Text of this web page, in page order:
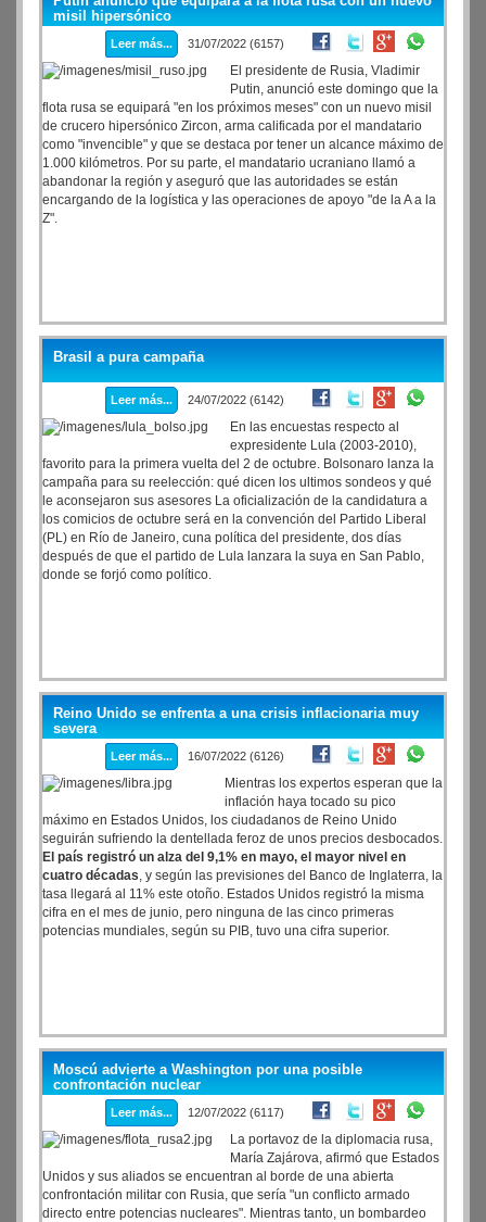
misil hipersónico
Leer más... 31/07/2022 (6157)
El presidente de Rusia, Vladimir
Putin, anunció este domingo que la
flota rusa se equipará "en los próximos meses" con un nuevo misil
de crucero hipersónico Zircon, arma calificada por el mandatario
como "invencible" y que se destaca por tener un alcance máximo de
1.000 kilómetros. Por su parte, el mandatario ucraniano llamó a
abandonar la región y aseguró que las autoridades se están
encargando de la logística y las operaciones de apoyo "de la A a la
Z".
Brasil a pura campaña
Leer más... 24/07/2022 (6142)
En las encuestas respecto al
expresidente Lula (2003-2010),
favorito para la primera vuelta del 2 de octubre. Bolsonaro lanza la
campaña para su reelección: qué dicen los ultimos sondeos y qué
le aconsejaron sus asesores La oficialización de la candidatura a
los comicios de octubre será en la convención del Partido Liberal
(PL) en Río de Janeiro, cuna política del presidente, dos días
después de que el partido de Lula lanzara la suya en San Pablo,
donde se forjó como político.
Reino Unido se enfrenta a una crisis inflacionaria muy
severa
Leer más... 16/07/2022 (6126)
Mientras los expertos esperan que la
inflación haya tocado su pico
máximo en Estados Unidos, los ciudadanos de Reino Unido
seguirán sufriendo la dentellada feroz de unos precios desbocados.
El país registró un alza del 9,1% en mayo, el mayor nivel en
cuatro décadas, y según las previsiones del Banco de Inglaterra, la
tasa llegará al 11% este otoño. Estados Unidos registró la misma
cifra en el mes de junio, pero ninguna de las cinco primeras
potencias mundiales, según su PIB, tuvo una cifra superior.
Moscú advierte a Washington por una posible
confrontación nuclear
Leer más... 12/07/2022 (6117)
La portavoz de la diplomacia rusa,
María Zajárova, afirmó que Estados
Unidos y sus aliados se encuentran al borde de una abierta
confrontación militar con Rusia, que sería "un conflicto armado
directo entre potencias nucleares". Mientras tanto, un bombardeo